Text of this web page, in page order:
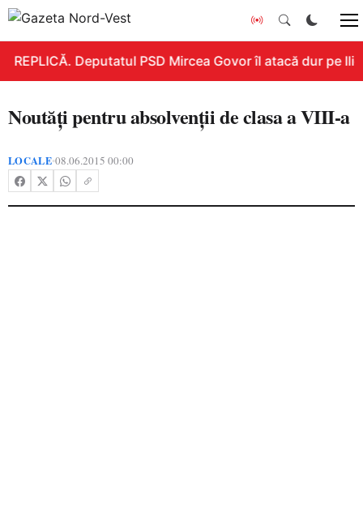
REPLICĂ. Deputatul PSD Mircea Govor îl atacă dur pe
Noutăţi pentru absolvenţii de clasa a VIII-a
LOCALE•08.06.2015 00:00